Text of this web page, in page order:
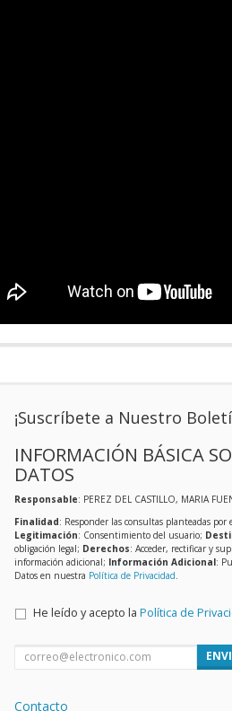
¡Suscríbete a Nuestro
INFORMACIÓN BÁSICA
DATOS
Responsable: PEREZ DEL CASTILLO, MARIA
Finalidad: Responder las consultas planteadas
Legitimación: Consentimiento del usuario;
obligación legal; Derechos: Acceder, rectificar y
información adicional; Información Adicional:
Datos en nuestra Política de Privacidad
He leído y acepto la Política de
Contacto